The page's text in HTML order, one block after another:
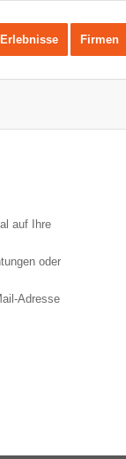
Erlebnisse Firmen
auf Ihre
oder
Adresse